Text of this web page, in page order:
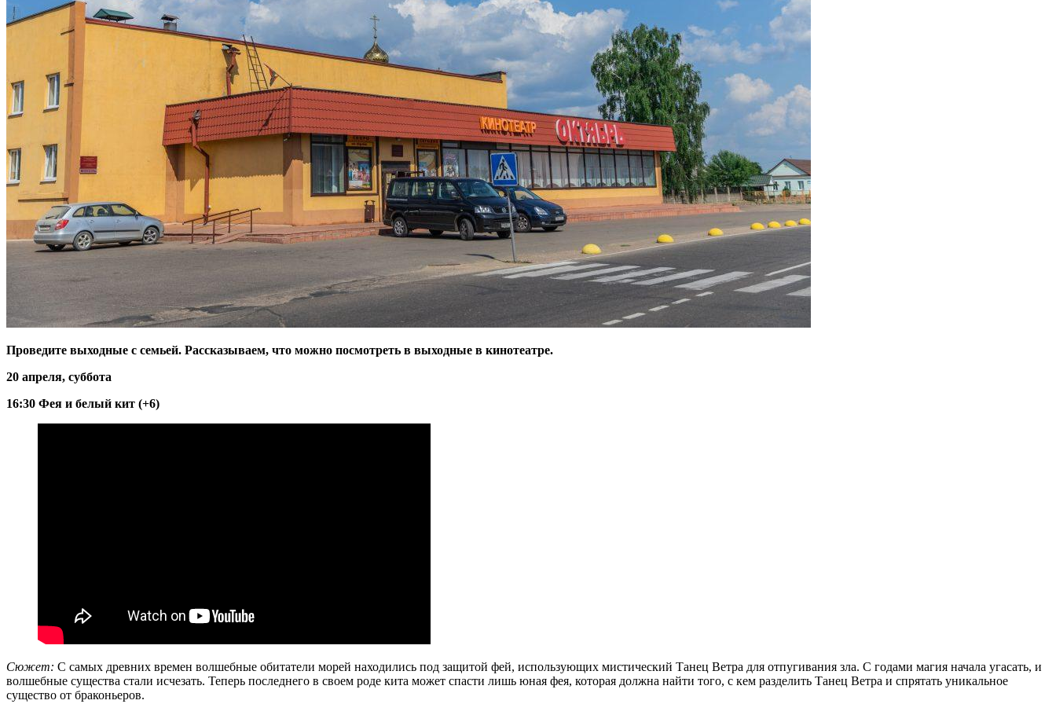
Проведите выходные с семьей. Рассказываем, что можно посмотреть в выходные в кинотеатре.
20 апреля, суббота
16:30 Фея и белый кит (+6)
Сюжет: С самых древних времен волшебные обитатели морей находились под защитой фей, использующих мистический Танец Ветра для отпугивания зла. С годами магия начала угасать, и
волшебные существа стали исчезать. Теперь последнего в своем роде кита может спасти лишь юная фея, которая должна найти того, с кем разделить Танец Ветра и спрятать уникальное
существо от браконьеров.